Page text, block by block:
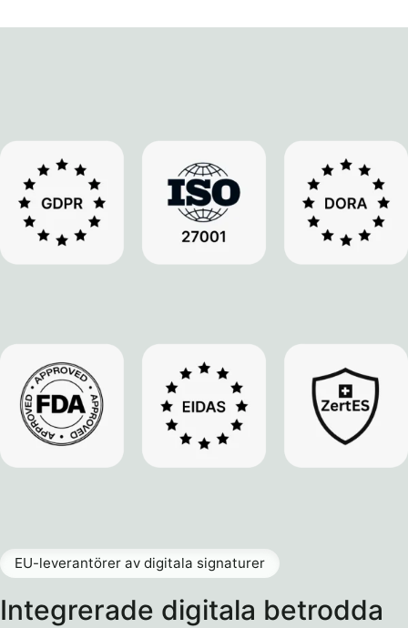
Integrerade digitala betrodda
EU-leverantörer av digitala signaturer